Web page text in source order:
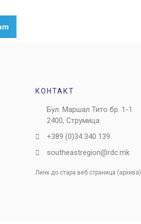
КОНТАКТ
Бул. Маршал Тито бр. 1-1
2400, Струмица
+389 (0)34 340 139
southeastregion@rdc.mk
Линк до стара веб страница (архива)